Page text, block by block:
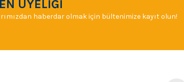
ÜYELİĞİ
haberdar olmak için bültenimize kayıt olun!